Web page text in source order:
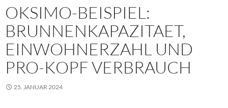
OKSIMO-BEISPIEL:
BRUNNENKAPAZITAET,
EINWOHNERZAHL UND
PRO-KOPF VERBRAUCH
25. JANUAR 2024